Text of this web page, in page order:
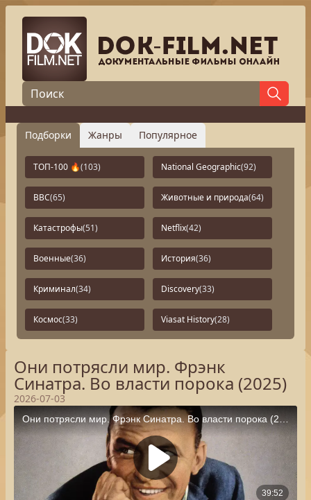
Подборки Жанры Популярное
ТОП-100 🔥(103) National Geographic(92)
BBC(65) Животные и природа(64)
Катастрофы(51) Netflix(42)
Военные(36) История(36)
Криминал(34) Discovery(33)
Космос(33) Viasat History(28)
Они потрясли мир. Фрэнк
Синатра. Во власти порока (2025)
2026-07-03